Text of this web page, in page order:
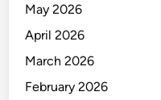
May 2026
April 2026
March 2026
February 2026